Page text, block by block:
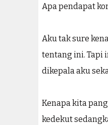
Apa pendapat
Aku tak sure
tentang ini. Tapi
dikepala aku
Kenapa kita
kedekut